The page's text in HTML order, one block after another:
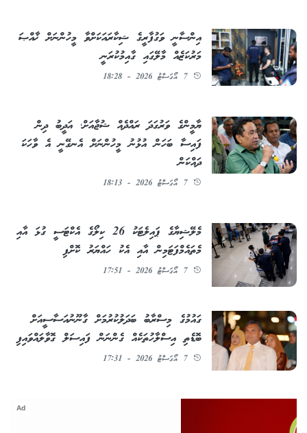
އިންސާނީ ވަގުފާރީގެ ޝިކާރައަކަށްވާ މީހުންނަށް ޚާއްޞަ
މަރުކަޒެއް މާލޭގައި ގާއިމުކުރަނީ
7 އޯގަސްޓު 2026 - 18:28
ޔާމީންގެ ވަރުގަދަ ރައްދެއް ޝުޖާއަށް؛ އަދީބު ދިން
ފައިސާ ބަހަން އުޅުނު މީހުންނަށް އެނގޭނީ އެ ވާހަކަ
ދައްކަން
7 އޯގަސްޓު 2026 - 18:13
މެލޭޝިޔާގެ ޕައިލެޓަކު 26 ކިލޯގެ އެކްޓަސީ ގުޅަ އާއި
މެތައެމްފަޓަމިން އާއި އެކު ހައްޔަރު ކޮށްފި
7 އޯގަސްޓު 2026 - 17:51
ގައުމުގެ މިސްރާބު ބަދަލުކުރުމަށް ގާނޫނުއަސާސީއަށް
ބޮޑެތި އިސްލާހުތަކެއް ގެންނަން ފައިސަލް ގޮވާލައްވައިފި
7 އޯގަސްޓު 2026 - 17:31
Ad